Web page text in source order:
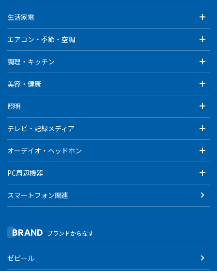
生活家電
エアコン・季節・空調
調理・キッチン
美容・健康
照明
テレビ・記録メディア
オーデイオ・ヘッドホン
PC周辺機器
スマートフォン関連
BRAND ブランドから探す
ゼピール